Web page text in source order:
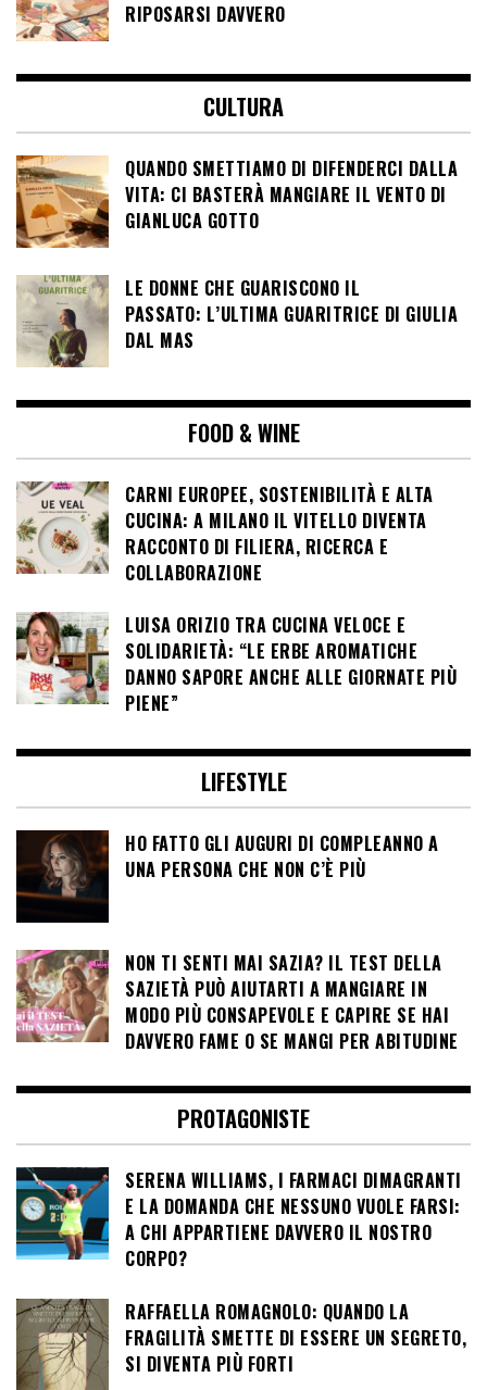
RIPOSARSI DAVVERO
CULTURA
QUANDO SMETTIAMO DI DIFENDERCI DALLA
VITA: CI BASTERÀ MANGIARE IL VENTO DI
GIANLUCA GOTTO
LE DONNE CHE GUARISCONO IL
PASSATO: L’ULTIMA GUARITRICE DI GIULIA
DAL MAS
FOOD & WINE
CARNI EUROPEE, SOSTENIBILITÀ E ALTA
CUCINA: A MILANO IL VITELLO DIVENTA
RACCONTO DI FILIERA, RICERCA E
COLLABORAZIONE
LUISA ORIZIO TRA CUCINA VELOCE E
SOLIDARIETÀ: “LE ERBE AROMATICHE
DANNO SAPORE ANCHE ALLE GIORNATE PIÙ
PIENE”
LIFESTYLE
HO FATTO GLI AUGURI DI COMPLEANNO A
UNA PERSONA CHE NON C’È PIÙ
NON TI SENTI MAI SAZIA? IL TEST DELLA
SAZIETÀ PUÒ AIUTARTI A MANGIARE IN
MODO PIÙ CONSAPEVOLE E CAPIRE SE HAI
DAVVERO FAME O SE MANGI PER ABITUDINE
PROTAGONISTE
SERENA WILLIAMS, I FARMACI DIMAGRANTI
E LA DOMANDA CHE NESSUNO VUOLE FARSI:
A CHI APPARTIENE DAVVERO IL NOSTRO
CORPO?
RAFFAELLA ROMAGNOLO: QUANDO LA
FRAGILITÀ SMETTE DI ESSERE UN SEGRETO,
SI DIVENTA PIÙ FORTI